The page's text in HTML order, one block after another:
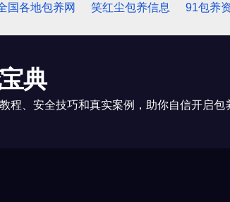
国各地包养网 笑红尘包养信息 91包养
典
程、安全技巧和真实案例，助你自信开启包